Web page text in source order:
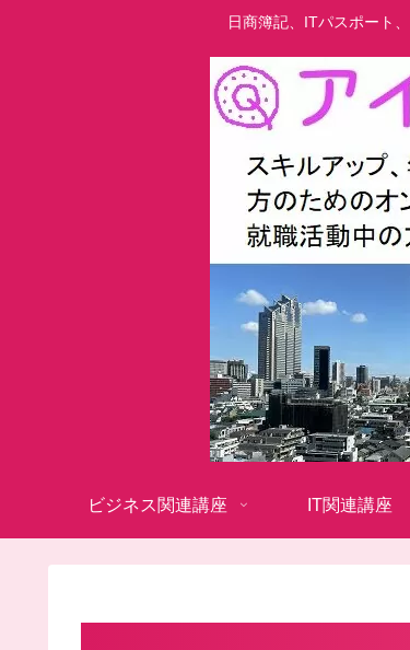
日商簿記、ITパスポート
ビジネス関連講座 IT関連講座